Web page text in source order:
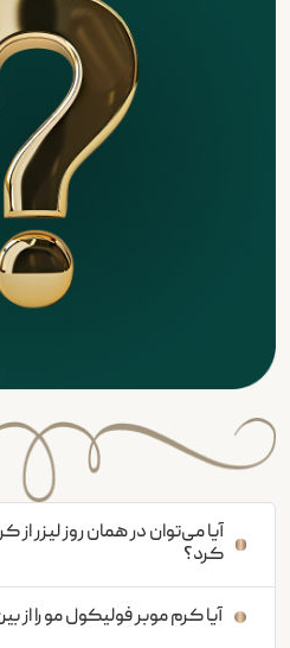
آیا می‌توان در همان روز لیزر از
کرد؟
آیا کرم موبر فولیکول مو را از